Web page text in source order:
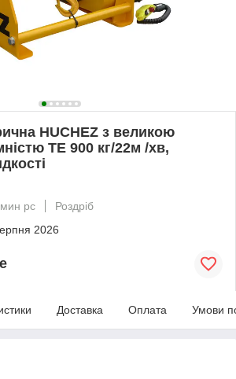
HUCHEZ з великою
TE 900 кг/22м /хв,
рс
Роздріб
2026
Доставка Оплата Умови